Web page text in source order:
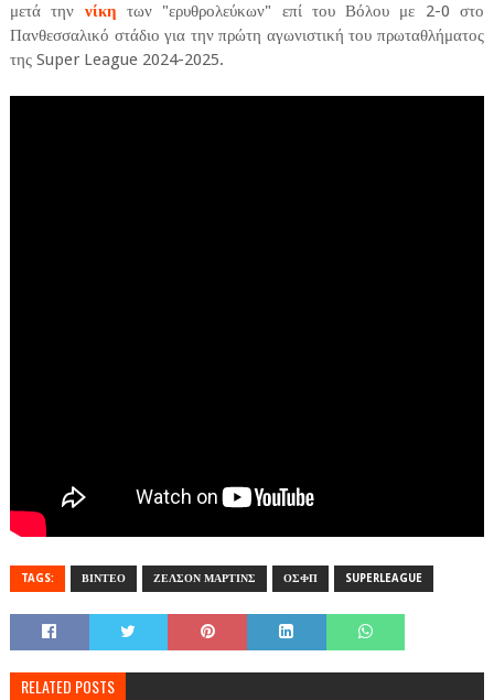
μετά την νίκη των "ερυθρολεύκων" επί του Βόλου με 2-0 στο
Πανθεσσαλικό στάδιο για την πρώτη αγωνιστική του πρωταθλήματος
της Super League 2024-2025.
TAGS: ΒΙΝΤΕΟ ΖΕΛΣΟΝ ΜΑΡΤΙΝΣ ΟΣΦΠ SUPERLEAGUE
RELATED POSTS